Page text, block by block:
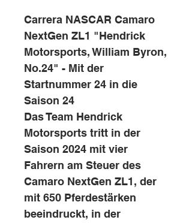
Carrera NASCAR Camaro
NextGen ZL1 "Hendrick
Motorsports, William Byron,
No.24" - Mit der
Startnummer 24 in die
Saison 24
Das Team Hendrick
Motorsports tritt in der
Saison 2024 mit vier
Fahrern am Steuer des
Camaro NextGen ZL1, der
mit 650 Pferdestärken
beeindruckt, in der